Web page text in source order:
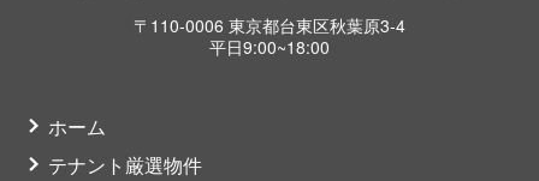
〒110-0006 東京都台東区秋葉原3-4
平日9:00~18:00
ホーム
テナント厳選物件